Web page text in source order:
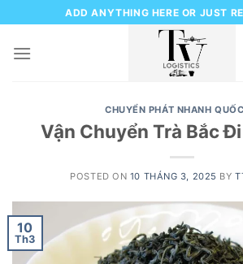
to
content
ADD ANYTHING HERE OR JUST
CHUYỂN PHÁT NHANH
Vận Chuyển Trà Bắc
POSTED ON 10 THÁNG 3, 2025 BY
10
Th3